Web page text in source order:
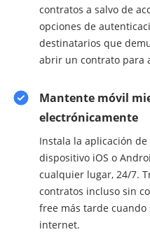
contratos a salvo de
opciones de
destinatarios que
abrir un contrato para
Mantente móvil
electrónicamente
Instala la aplicación
dispositivo iOS o
cualquier lugar, 24/7.
contratos incluso sin
free más tarde cuando
internet.